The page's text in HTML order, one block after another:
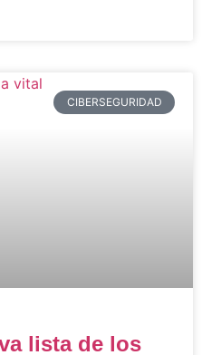
CIBERSEGURIDAD
lista de los